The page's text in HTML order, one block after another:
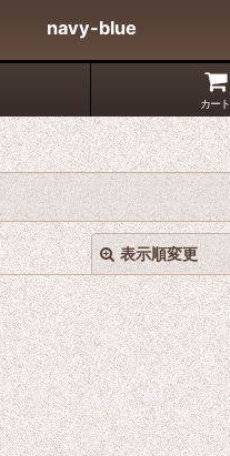
navy-blue
カート
表示順変更
絞り込む